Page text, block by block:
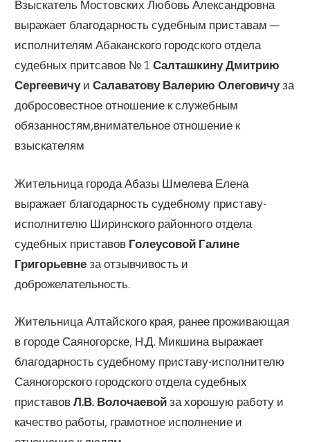
Взыскатель Мостовских Любовь Александровна
выражает благодарность судебным приставам —
исполнителям Абаканского городского отдела
судебных притсавов № 1Салташкину Дмитрию
СергеевичуиСалаватову Валерию Олеговичуза
добросовестное отношение к служебным
обязанностям,внимательное отношение к
взыскателям
Жительница города Абазы Шмелева Елена
выражает благодарность судебному приставу-
исполнителю Ширинского районного отдела
судебных приставов Голеусовой Галине
Григорьевнеза отзывчивость и
доброжелательность.
Жительница Алтайского края, ранее проживающая
в городе Саяногорске, Н.Д. Микшина выражает
благодарность судебному приставу-исполнителю
Саяногорского городского отдела судебных
приставовЛ.В. Волочаевойза хорошую работу и
качество работы, грамотное исполнение и